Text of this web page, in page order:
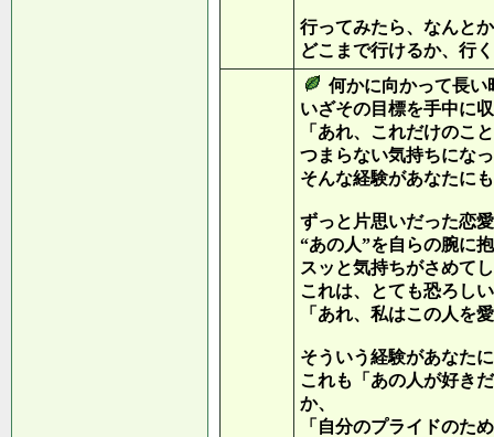
行ってみたら、なんと
どこまで行けるか、行
何かに向かって長い
いざその目標を手中に
「あれ、これだけのこ
つまらない気持ちにな
そんな経験があなたに
ずっと片思いだった恋
“あの人”を自らの腕に
スッと気持ちがさめて
これは、とても恐ろし
「あれ、私はこの人を
そういう経験があなた
これも「あの人が好き
か、
「自分のプライドのた